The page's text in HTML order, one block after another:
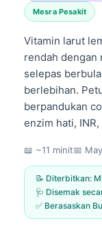
Mesra Pesakit
Vitamin larut
rendah dengan
selepas
berlebihan.
berpandukan
enzim hati,
📖 ~11 minit📅
📝 Diterbitkan:
🩺 Disemak
✅ Berasaskan